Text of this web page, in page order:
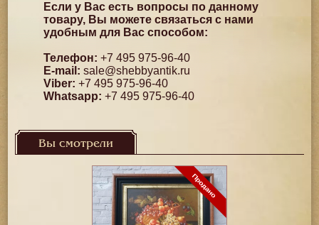
Если у Вас есть вопросы по данному
товару, Вы можете связаться с нами
удобным для Вас способом:
Телефон: +7 495 975-96-40
E-mail: sale@shebbyantik.ru
Viber: +7 495 975-96-40
Whatsapp: +7 495 975-96-40
Вы смотрели